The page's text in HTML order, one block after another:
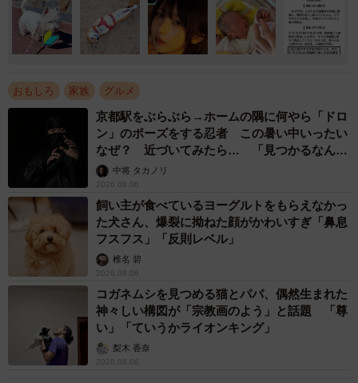
おもしろ 家族 グルメ
京都駅をぶらぶら→ホームの隅に何やら「ドロ
ン」のポーズをする忍者 この暑い中いったい
なぜ？ 近づいてみたら… 「見つかるなんて
未熟」中将 タカノリ
2026.08.06
飼い主が食べているヨーグルトをもらえなかっ
た犬さん、爆裂に拗ねた顔がかわいすぎ「鼻息
フスフス」「反則レベル」
椎名 碧
2026.08.06
コガネムシを見つめる猫とパパ、偶然生まれた
神々しい構図が「宗教画のよう」と話題 「尊
い」「ていうかライオンキング」
梨木 香奈
2026.08.06